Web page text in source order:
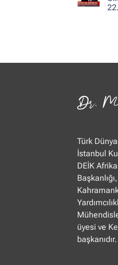
Şen
TV
Türk
İstanbul
DEİK
üyesi ve
başkanıdır.